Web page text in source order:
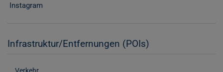
Instagram
Infrastruktur/Entfernungen (POIs)
Verkehr